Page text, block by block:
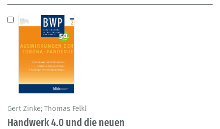
Gert Zinke; Thomas Felkl
Handwerk 4.0 und die neuen